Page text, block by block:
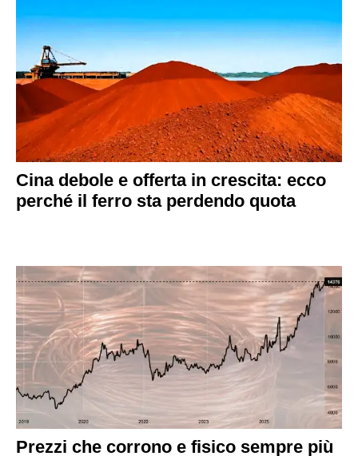
Cina debole e offerta in crescita: ecco
perché il ferro sta perdendo quota
Prezzi che corrono e fisico sempre più